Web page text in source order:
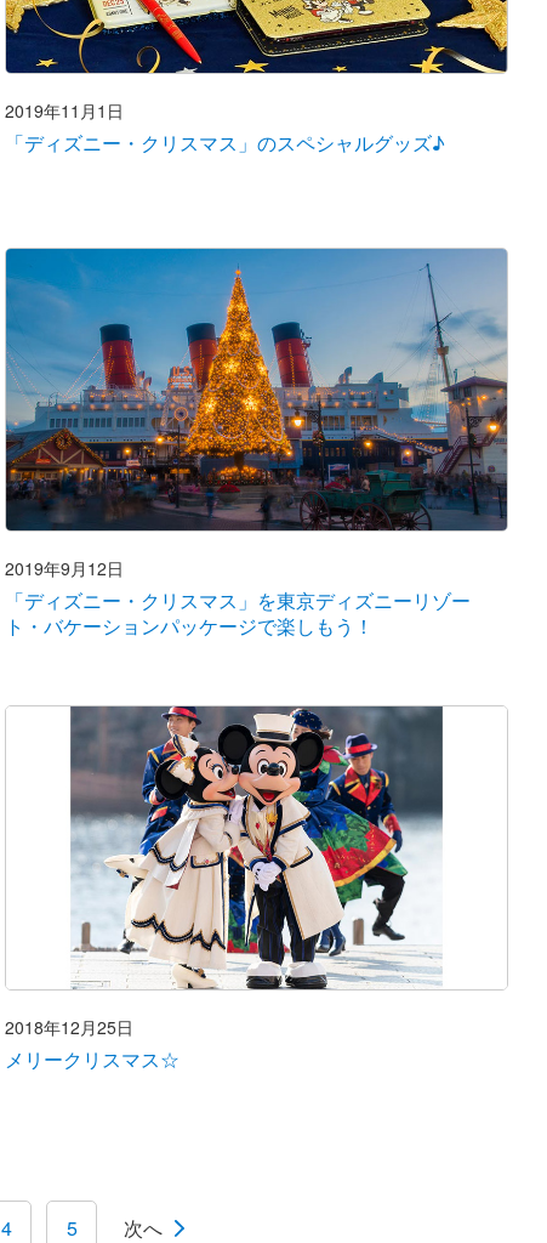
2019年11月1日
「ディズニー・クリスマス」のスペシャルグッズ♪
2019年9月12日
「ディズニー・クリスマス」を東京ディズニーリゾー
ト・バケーションパッケージで楽しもう！
2018年12月25日
メリークリスマス☆
4 5 次へ